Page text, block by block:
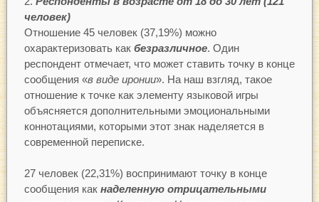
человек)
Отношение 45 человек (37,19%) можно
охарактеризовать как безразличное. Один
респондент отмечает, что может ставить точку в конце
сообщения «в виде иронии». На наш взгляд, такое
отношение к точке как элементу языковой игры
объясняется дополнительными эмоциональными
коннотациями, которыми этот знак наделяется в
современной переписке.
27 человек (22,31%) воспринимают точку в конце
сообщения как наделенную отрицательными